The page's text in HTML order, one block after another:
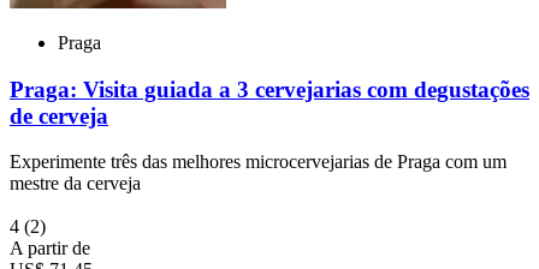
Praga
Praga: Visita guiada a 3 cervejarias com degustações
de cerveja
Experimente três das melhores microcervejarias de Praga com um
mestre da cerveja
4 (2)
A partir de